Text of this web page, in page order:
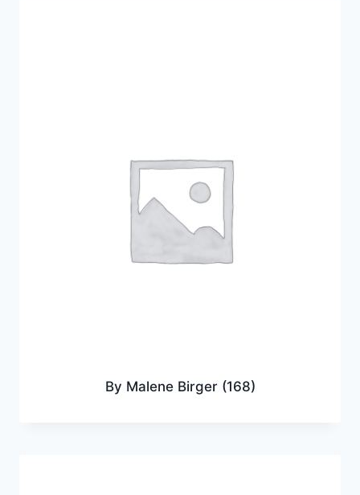
By Malene Birger (168)